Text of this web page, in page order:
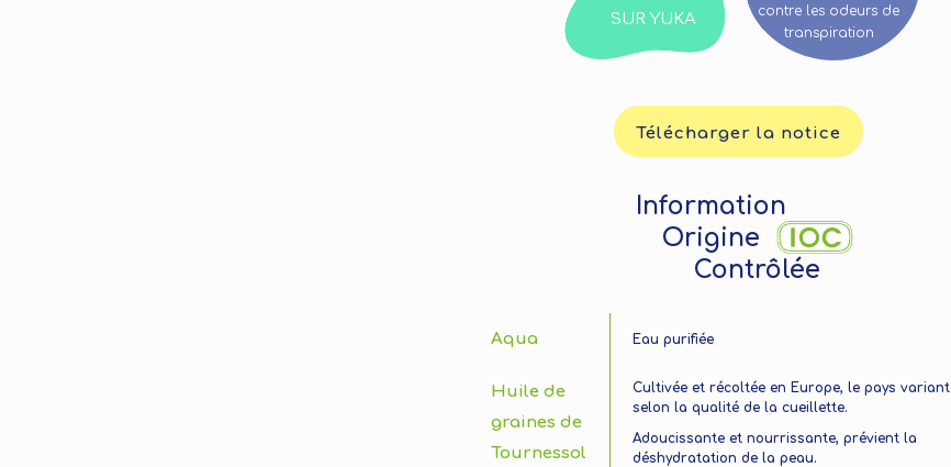
SUR YUKA
contre les odeurs de
transpiration
Télécharger la notice
Information
Origine
Contrôlée
Aqua Eau purifiée
Huile de
graines de
Tournessol
Cultivée et récoltée en Europe, le pays variant
selon la qualité de la cueillette.
Adoucissante et nourrissante, prévient la
déshydratation de la peau.